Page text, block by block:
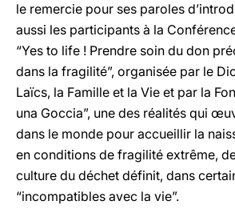
le remercie pour ses paroles
aussi les participants à la
“Yes to life ! Prendre soin du don
dans la fragilité”, organisée par le
Laïcs, la Famille et la Vie et par la
una Goccia”, une des réalités qui
dans le monde pour accueillir la
en conditions de fragilité extrême,
culture du déchet définit, dans
“incompatibles avec la vie”.